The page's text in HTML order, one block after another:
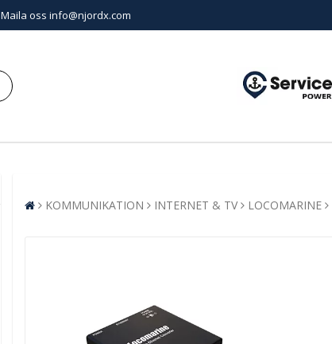
Maila oss info@njordx.com
KOMMUNIKATION INTERNET & TV LOCOMARINE